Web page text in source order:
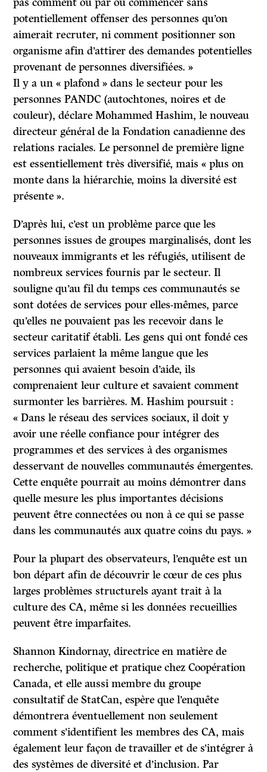
potentiellement offenser des personnes qu’on
aimerait recruter, ni comment positionner son
organisme afin d’attirer des demandes potentielles
provenant de personnes diversifiées. »
Il y a un « plafond » dans le secteur pour les
personnes PANDC (autochtones, noires et de
couleur), déclare Mohammed Hashim, le nouveau
directeur général de la Fondation canadienne des
relations raciales. Le personnel de première ligne
est essentiellement très diversifié, mais « plus on
monte dans la hiérarchie, moins la diversité est
présente ».
D’après lui, c’est un problème parce que les
personnes issues de groupes marginalisés, dont les
nouveaux immigrants et les réfugiés, utilisent de
nombreux services fournis par le secteur. Il
souligne qu’au fil du temps ces communautés se
sont dotées de services pour elles-mêmes, parce
qu’elles ne pouvaient pas les recevoir dans le
secteur caritatif établi. Les gens qui ont fondé ces
services parlaient la même langue que les
personnes qui avaient besoin d’aide, ils
comprenaient leur culture et savaient comment
surmonter les barrières. M. Hashim poursuit :
« Dans le réseau des services sociaux, il doit y
avoir une réelle confiance pour intégrer des
programmes et des services à des organismes
desservant de nouvelles communautés émergentes.
Cette enquête pourrait au moins démontrer dans
quelle mesure les plus importantes décisions
peuvent être connectées ou non à ce qui se passe
dans les communautés aux quatre coins du pays. »
Pour la plupart des observateurs, l’enquête est un
bon départ afin de découvrir le cœur de ces plus
larges problèmes structurels ayant trait à la
culture des CA, même si les données recueillies
peuvent être imparfaites.
Shannon Kindornay, directrice en matière de
recherche, politique et pratique chez Coopération
Canada, et elle aussi membre du groupe
consultatif de StatCan, espère que l’enquête
démontrera éventuellement non seulement
comment s’identifient les membres des CA, mais
également leur façon de travailler et de s’intégrer à
des systèmes de diversité et d’inclusion. Par